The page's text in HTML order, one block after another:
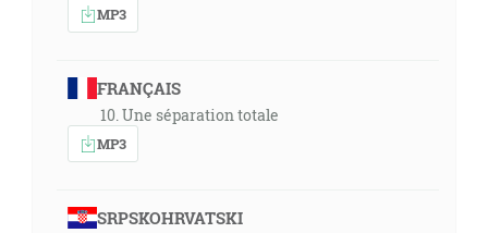
MP3
FRANÇAIS
10. Une séparation totale
MP3
SRPSKOHRVATSKI